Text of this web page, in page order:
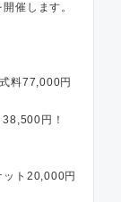
催します。
料77,000円
円！
ット20,000円